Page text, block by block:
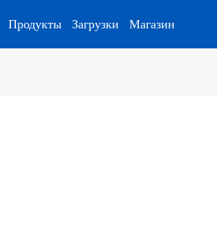
Продукты Загрузки Магазин